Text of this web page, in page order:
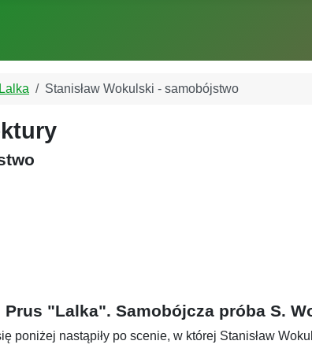
Lalka Stanisław Wokulski - samobójstwo
Prus "Lalka". Samobójcza próba S.
poniżej nastąpiły po scenie, w której Stanisław